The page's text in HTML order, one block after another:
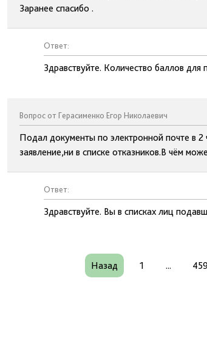
Заранее спасибо .
Ответ:
Здравствуйте. Количество баллов для
Вопрос от Герасименко Егор Николаевич
Подал документы по электронной почте в
заявление,ни в списке отказников.В чём
Ответ:
Здравствуйте. Вы в списках лиц
Назад 1 ...